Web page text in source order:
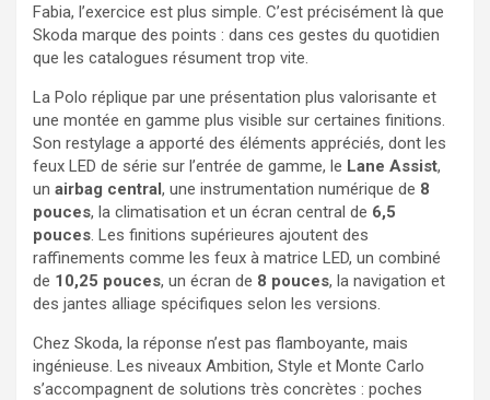
Fabia, l’exercice est plus simple. C’est précisément là que
Skoda marque des points : dans ces gestes du quotidien
que les catalogues résument trop vite.
La Polo réplique par une présentation plus valorisante et
une montée en gamme plus visible sur certaines finitions.
Son restylage a apporté des éléments appréciés, dont les
feux LED de série sur l’entrée de gamme, le Lane Assist,
un airbag central, une instrumentation numérique de 8
pouces, la climatisation et un écran central de 6,5
pouces. Les finitions supérieures ajoutent des
raffinements comme les feux à matrice LED, un combiné
de 10,25 pouces, un écran de 8 pouces, la navigation et
des jantes alliage spécifiques selon les versions.
Chez Skoda, la réponse n’est pas flamboyante, mais
ingénieuse. Les niveaux Ambition, Style et Monte Carlo
s’accompagnent de solutions très concrètes : poches